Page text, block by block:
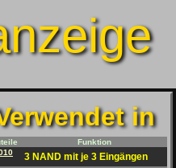
in
Funktion
3 NAND mit je 3 Eingängen